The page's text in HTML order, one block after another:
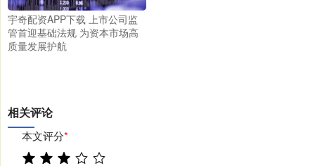
宇奇配资APP下载 上市公司监
管首迎基础法规 为资本市场高
质量发展护航
相关评论
本文评分*